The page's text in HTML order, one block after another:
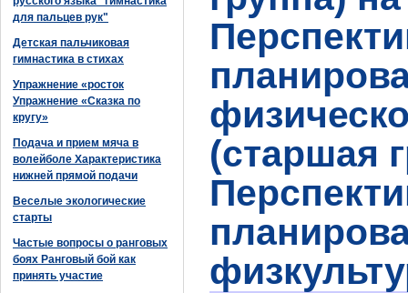
для пальцев рук"
Детская пальчиковая
гимнастика в стихах
Упражнение «росток
Упражнение «Сказка по
кругу»
Подача и прием мяча в
волейболе Характеристика
нижней прямой подачи
Веселые экологические
старты
Частые вопросы о ранговых
боях Ранговый бой как
принять участие
(старшая